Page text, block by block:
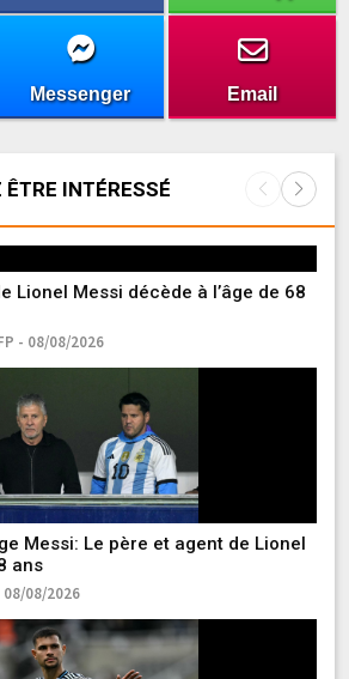
Messenger Email
INTÉRESSÉ
Lionel Messi décède à l’âge de 68
- 08/08/2026
Messi: Le père et agent de Lionel
ans
08/2026